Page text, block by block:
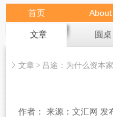
首页
现场
文章 圆桌
文章 > 吕途：为什么资本
作者： 来源：文汇网 发